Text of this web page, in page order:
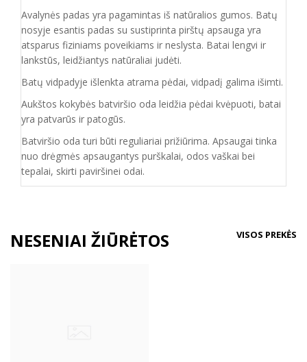
Avalynės padas yra pagamintas iš natūralios gumos. Batų
nosyje esantis padas su sustiprinta pirštų apsauga yra
atsparus fiziniams poveikiams ir neslysta. Batai lengvi ir
lankstūs, leidžiantys natūraliai judėti.
Batų vidpadyje išlenkta atrama pėdai, vidpadį galima išimti.
Aukštos kokybės batviršio oda leidžia pėdai kvėpuoti, batai
yra patvarūs ir patogūs.
Batviršio oda turi būti reguliariai prižiūrima. Apsaugai tinka
nuo drėgmės apsaugantys purškalai, odos vaškai bei
tepalai, skirti paviršinei odai.
NESENIAI ŽIŪRĖTOS VISOS PREKĖS